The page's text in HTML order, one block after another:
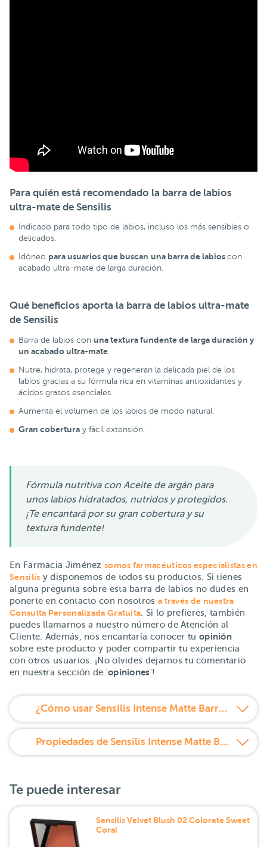
Para quién está recomendado la barra de labios
ultra-mate de Sensilis
Indicado para todo tipo de labios, incluso los más sensibles o
delicados.
Idóneo para usuarios que buscan una barra de labios con
acabado ultra-mate de larga duración.
Qué beneficios aporta la barra de labios ultra-mate
de Sensilis
Barra de labios con una textura fundente de larga duración y
un acabado ultra-mate
Nutre, hidrata, protege y regeneran la delicada piel de los
labios gracias a su fórmula rica en vitaminas antioxidantes y
ácidos grasos esenciales.
Aumenta el volumen de los labios de modo natural.
Gran cobertura y fácil extensión.
Fórmula nutritiva con Aceite de argán para
unos labios hidratados, nutridos y protegidos.
¡Te encantará por su gran cobertura y su
textura fundente!
En Farmacia Jiménez somos farmacéuticos especialistas en
Sensilis y disponemos de todos su productos. Si tienes
alguna pregunta sobre esta barra de labios no dudes en
ponerte en contacto con nosotros a través de nuestra
Consulta Personalizada Gratuita . Si lo prefieres, también
puedes llamarnos a nuestro número de Atención al
Cliente. Además, nos encantaría conocer tu opinión
sobre este producto y poder compartir tu experiencia
con otros usuarios. ¡No olvides dejarnos tu comentario
en nuestra sección de 'opiniones'!
¿Cómo usar Sensilis Intense Matte Barra de labios larga duración ultra mate 408 Canelle?
Propiedades de Sensilis Intense Matte Barra de labios larga duración ultra mate 408 Canelle
Te puede interesar
Sensilis Velvet Blush 02 Colorete Sweet
Coral